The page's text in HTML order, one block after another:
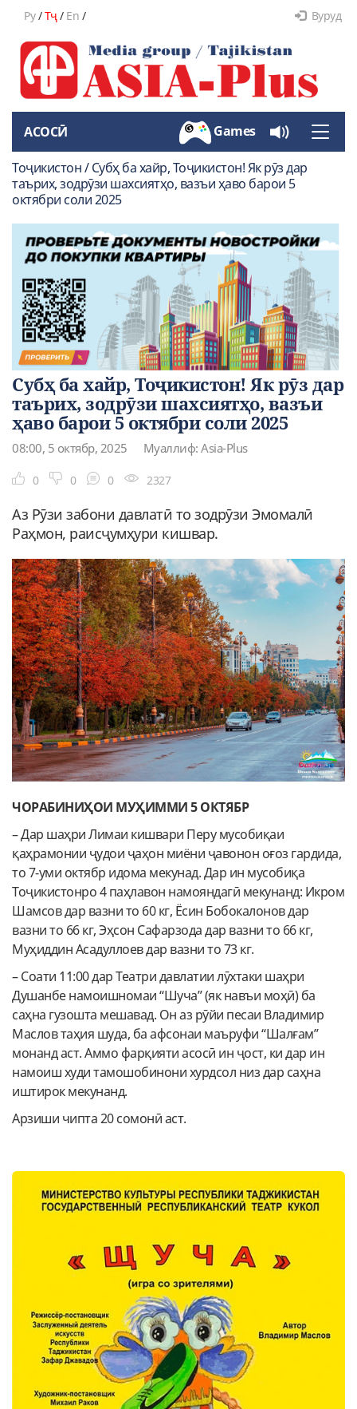
Ру/Тҷ/ En / Вуруд
Toggle
АСОСӢ Games
Тоҷикистон / Субҳ ба хайр, Тоҷикистон! Як рӯз дар
таърих, зодрӯзи шахсиятҳо, вазъи ҳаво барои 5
октябри соли 2025
Субҳ ба хайр, Тоҷикистон! Як рӯз дар
таърих, зодрӯзи шахсиятҳо, вазъи
ҳаво барои 5 октябри соли 2025
08:00, 5 октябр, 2025 Муаллиф: Asia-Plus
0 0 0 2327
Аз Рӯзи забони давлатӣ то зодрӯзи Эмомалӣ
Раҳмон, раисҷумҳури кишвар.
ЧОРАБИНИҲОИ МУҲИММИ 5 ОКТЯБР
– Дар шаҳри Лимаи кишвари Перу мусобиқаи
қаҳрамонии ҷудои ҷаҳон миёни ҷавонон оғоз гардида,
то 7-уми октябр идома мекунад. Дар ин мусобиқа
Тоҷикистонро 4 паҳлавон намояндагӣ мекунанд: Икром
Шамсов дар вазни то 60 кг, Ёсин Бобокалонов дар
вазни то 66 кг, Эҳсон Сафарзода дар вазни то 66 кг,
Муҳиддин Асадуллоев дар вазни то 73 кг.
– Соати 11:00 дар Театри давлатии лӯхтаки шаҳри
Душанбе намоишномаи “Шуча” (як навъи моҳӣ) ба
саҳна гузошта мешавад. Он аз рӯйи песаи Владимир
Маслов таҳия шуда, ба афсонаи маъруфи “Шалғам”
монанд аст. Аммо фарқияти асосӣ ин ҷост, ки дар ин
намоиш худи тамошобинони хурдсол низ дар саҳна
иштирок мекунанд.
Арзиши чипта 20 сомонӣ аст.